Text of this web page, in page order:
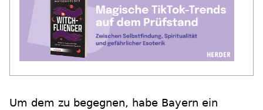
Um dem zu begegnen, habe Bayern ein